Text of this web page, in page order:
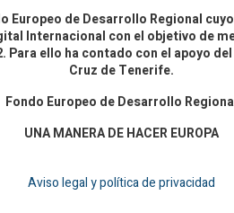
Europeo de Desarrollo Regional
Internacional con el objetivo de
ello ha contado con el apoyo
Cruz de Tenerife.
Fondo Europeo de Desarrollo
UNA MANERA DE HACER EUROPA
Aviso legal y política de privacidad